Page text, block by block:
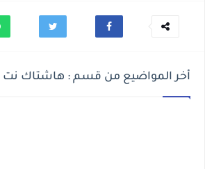
أخر المواضيع من قسم : هاشتاك نت